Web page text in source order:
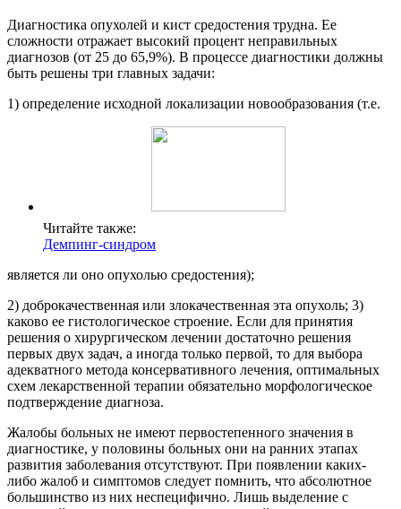
Диагностика опухолей и кист средостения трудна. Ее
сложности отражает высокий процент неправильных
диагнозов (от 25 до 65,9%). В процессе диагностики должны
быть решены три главных задачи:
1) определение исходной локализации новообразования (т.е.
Читайте также:
Демпинг-синдром
является ли оно опухолью средостения);
2) доброкачественная или злокачественная эта опухоль; 3)
каково ее гистологическое строение. Если для принятия
решения о хирургическом лечении достаточно решения
первых двух задач, а иногда только первой, то для выбора
адекватного метода консервативного лечения, оптимальных
схем лекарственной терапии обязательно морфологическое
подтверждение диагноза.
Жалобы больных не имеют первостепенного значения в
диагностике, у половины больных они на ранних этапах
развития заболевания отсутствуют. При появлении каких-
либо жалоб и симптомов следует помнить, что абсолютное
большинство из них неспецифично. Лишь выделение с